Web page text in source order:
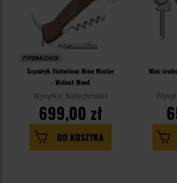
PERSONALIZACJA
Scyzoryk Victorinox Wine Master
- Walnut Wood
Wysyłka: Natychmiast
699,00 zł
DO KOSZYKA
Mini